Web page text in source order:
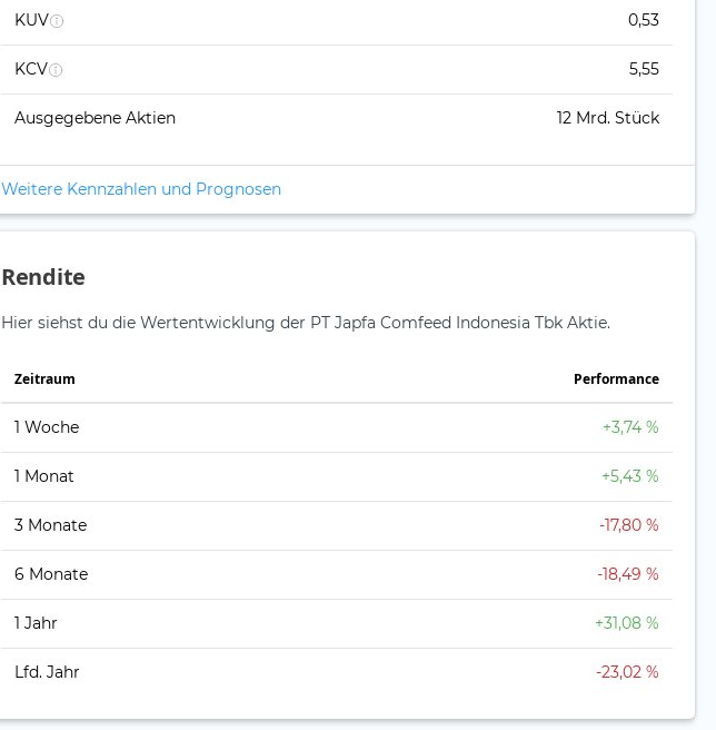
KUV 0,53
KCV 5,55
Ausgegebene Aktien 12 Mrd. Stück
Weitere Kennzahlen und Prognosen
Rendite
Hier siehst du die Wertentwicklung der PT Japfa Comfeed Indonesia Tbk Aktie.
Zeitraum Perfor­mance
1 Woche +3,74 %
1 Monat +5,43 %
3 Monate -17,80 %
6 Monate -18,49 %
1 Jahr +31,08 %
Lfd. Jahr -23,02 %